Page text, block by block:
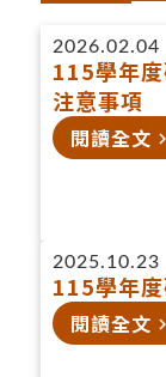
2026.02.04
115學年
注意事項
閱讀全文 navigate_next
2025.10.23
115學年
閱讀全文 navigate_next